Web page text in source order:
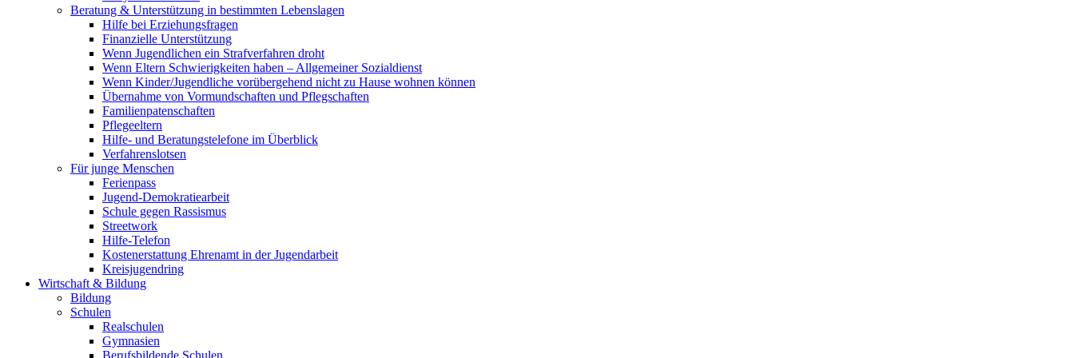
Beratung & Unterstützung in bestimmten Lebenslagen
Hilfe bei Erziehungsfragen
Finanzielle Unterstützung
Wenn Jugendlichen ein Strafverfahren droht
Wenn Eltern Schwierigkeiten haben – Allgemeiner Sozialdienst
Wenn Kinder/Jugendliche vorübergehend nicht zu Hause wohnen können
Übernahme von Vormundschaften und Pflegschaften
Familienpatenschaften
Pflegeeltern
Hilfe- und Beratungstelefone im Überblick
Verfahrenslotsen
Für junge Menschen
Ferienpass
Jugend-Demokratiearbeit
Schule gegen Rassismus
Streetwork
Hilfe-Telefon
Kostenerstattung Ehrenamt in der Jugendarbeit
Kreisjugendring
Wirtschaft & Bildung
Bildung
Schulen
Realschulen
Gymnasien
Berufsbildende Schulen